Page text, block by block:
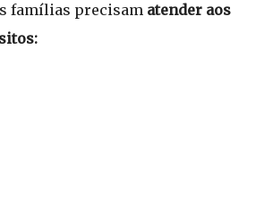
famílias precisam atender aos